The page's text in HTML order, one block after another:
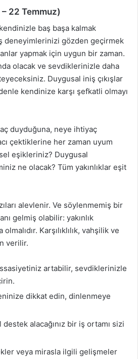
22 Temmuz)
baş başa kalmak
deneyimlerinizi gözden geçirmek
yapmak için uygun bir zaman.
olacak ve sevdiklerinizle daha
Duygusal iniş çıkışlar
kendinize karşı şefkatli olmayı
duyduğuna, neye ihtiyaç
çektiklerine her zaman uyum
eşikleriniz? Duygusal
ne olacak? Tüm yakınlıklar eşit
alevlenir. Ve söylenmemiş bir
gelmiş olabilir: yakınlık
Karşılıklılık, vahşilik ve
verilir.
artabilir, sevdiklerinizle
dikkat edin, dinlenmeye
destek alacağınız bir iş ortamı sizi
veya mirasla ilgili gelişmeler